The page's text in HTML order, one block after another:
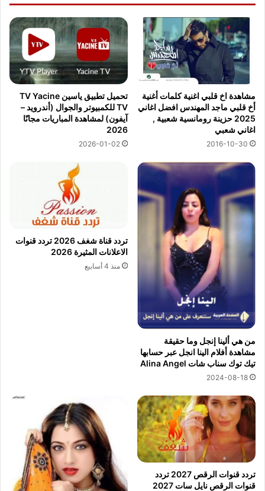
مشاهدة اخ قلبي اغنية كلمات أغنية
أخ قلبي ماجد المهندس افضل اغاني
2025 حزينة رومانسية شعبية ,
اغاني شعبي
2016-10-30
تحميل تطبيق ياسين TV Yacine
TV للكمبيوتر والجوال (أندرويد –
آيفون) لمشاهدة المباريات مجانًا
2026
2026-01-02
من هي ألينا إنجل وما حقيقة
مشاهدة أفلام الينا انجل عبر حسابها
تيك توك سناب شات Alina Angel
2024-08-18
تردد قناة شغف 2026 تردد قنوات
الاعلانات المثيرة 2026
منذ 4 أسابيع
تردد قنوات الرقص 2027 تردد
قنوات الرقص نايل سات 2027